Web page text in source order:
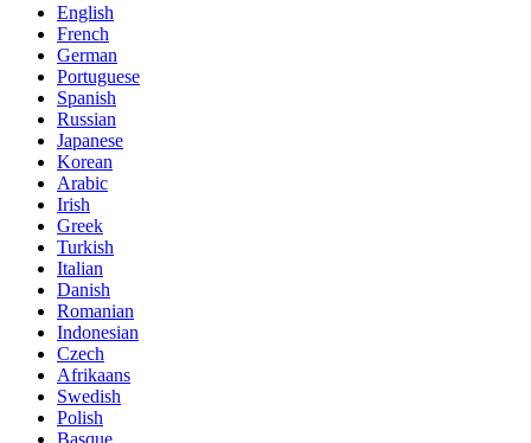
English
French
German
Portuguese
Spanish
Russian
Japanese
Korean
Arabic
Irish
Greek
Turkish
Italian
Danish
Romanian
Indonesian
Czech
Afrikaans
Swedish
Polish
Basque